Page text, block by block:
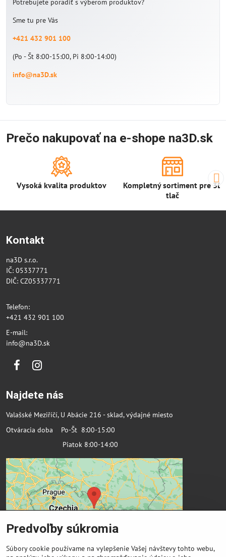
Potrebujete poradiť s výberom produktov?
Sme tu pre Vás
+421 432 901 100
(Po - Št 8:00-15:00, Pi 8:00-14:00)
info@na3D.sk
Prečo nakupovať na e-shope na3D.sk
Vysoká kvalita produktov
Kompletný sortiment pre 3D
tlač
Kontakt
na3D s.r.o.
IČ: 05337771
DIČ: CZ05337771
Telefon:
+421 432 901 100
E-mail:
info@na3D.sk
FacebookInstagram
Najdete nás
Valašské Meziříčí, U Abácie 216 - sklad, výdajné miesto
Otváracia doba Po-Št 8:00-15:00
Piatok 8:00-14:00
Predvoľby súkromia
Súbory cookie používame na vylepšenie Vašej návštevy tohto webu,